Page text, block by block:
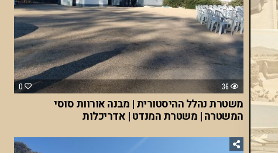
0 36
משטרת נהלל ההיסטורית | מבנה אורוות סוסי
המשטרה | משטרת המנדט | אדריכלות